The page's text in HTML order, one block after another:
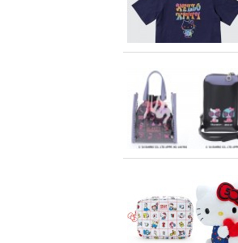
ピンクの衣装がステ
キ！ 「ME:I」MIU＆
KEIKO撮り下ろしイ
ンタビューフォト